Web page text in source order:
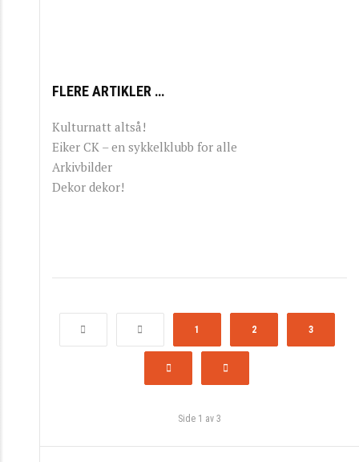
FLERE ARTIKLER …
Kulturnatt altså!
Eiker CK – en sykkelklubb for alle
Arkivbilder
Dekor dekor!
1 2 3
Side 1 av 3